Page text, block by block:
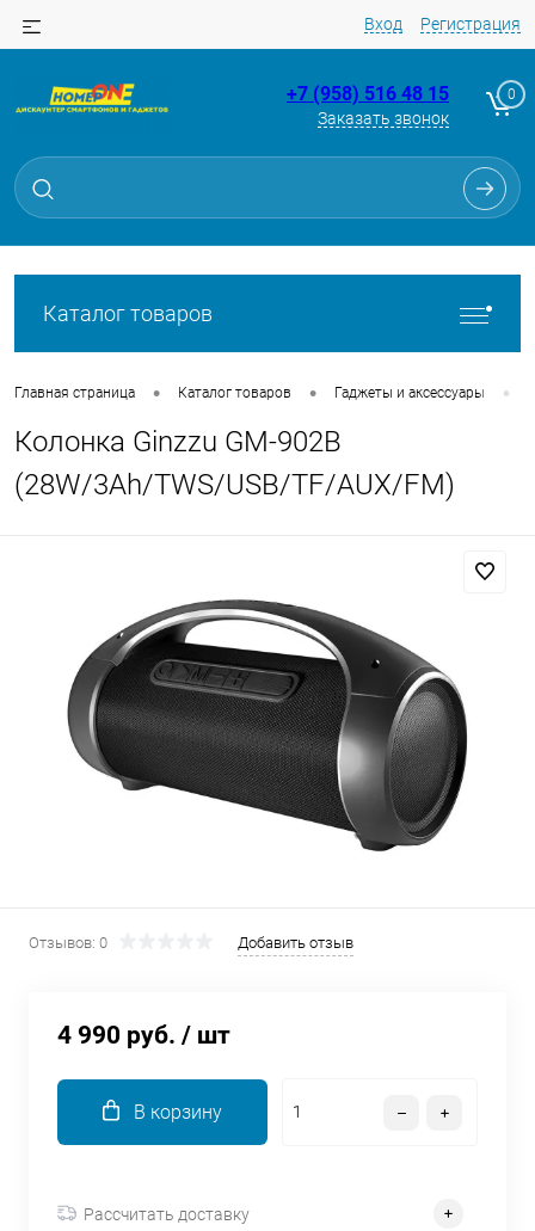
Вход Регистрация
+7 (958) 516 48 15
Заказать звонок
0
Каталог товаров
Главная страница • Каталог товаров • Гаджеты и аксессуары •
Колонка Ginzzu GM-902B
(28W/3Ah/TWS/USB/TF/AUX/FM)
Отзывов: 0 Добавить отзыв
4 990 руб. / шт
В корзину
Рассчитать доставку
Для клиентов всех банков
Разбейте
без переплат
Сегодня
в корзину
Оплачивайте сегодня только
25% картой любого банка
Получайте товар
выбранный способом
по
каждые 2 недели
об оплате Плайтом
Остались вопросы?